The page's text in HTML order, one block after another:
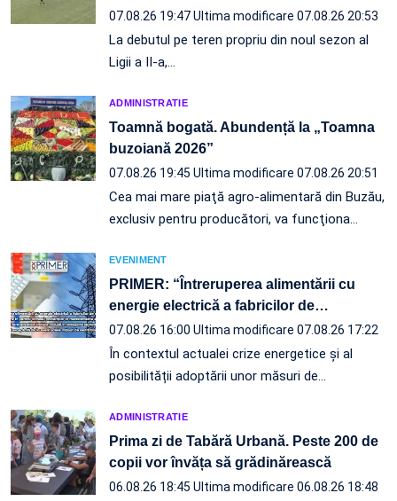
07.08.26 19:47Ultima modificare 07.08.26 20:53
La debutul pe teren propriu din noul sezon al
Ligii a II-a,…
ADMINISTRATIE
Toamnă bogată. Abundență la „Toamna
buzoiană 2026”
07.08.26 19:45 Ultima modificare 07.08.26 20:51
Cea mai mare piaţă agro-alimentară din Buzău,
exclusiv pentru producători, va funcţiona…
EVENIMENT
PRIMER: “Întreruperea alimentării cu
energie electrică a fabricilor de…
07.08.26 16:00 Ultima modificare 07.08.26 17:22
În contextul actualei crize energetice și al
posibilității adoptării unor măsuri de…
ADMINISTRATIE
Prima zi de Tabără Urbană. Peste 200 de
copii vor învăța să grădinărească
06.08.26 18:45 Ultima modificare 06.08.26 18:48